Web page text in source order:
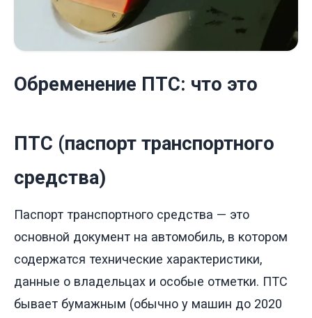
Обременение ПТС: что это
ПТС (паспорт транспортного
средства)
Паспорт транспортного средства — это
основной документ на автомобиль, в котором
содержатся технические характеристики,
данные о владельцах и особые отметки. ПТС
бывает бумажным (обычно у машин до 2020